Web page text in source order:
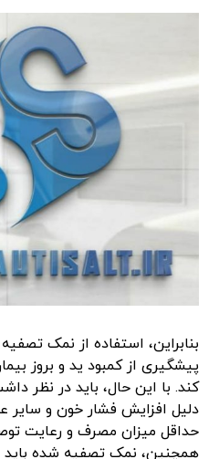
بنابراین، استفاده از نمک
پیشگیری از کمبود ید و بروز
کند. با این حال، باید در نظر
دلیل افزایش فشار خون و سایر
حداقل میزان مصرف و رعایت
همچنین، نمک تصفیه شده باید